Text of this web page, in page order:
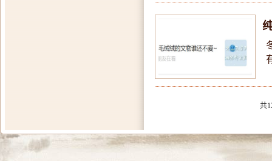
共